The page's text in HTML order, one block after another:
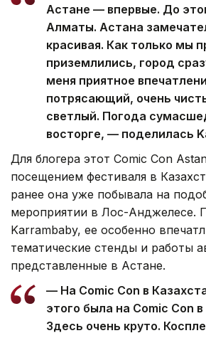
Астане — впервые. До
Алматы. Астана
красивая. Как только мы
приземлились, город
меня приятное
потрясающий, очень
светлый. Погода
восторге, — поделилась
Для блогера этот Comic Con
посещением фестиваля в
ранее она уже побывала на
мероприятии в Лос-Анджелесе.
Karrambaby, ее особенно
тематические стенды и работы
представленные в Астане.
— На Comic Con в
этого была на Comic Con
Здесь очень круто.